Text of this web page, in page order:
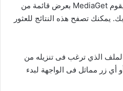
: بمجرد البحث، سيقوم MediaGet بعرض قائمة من
يمكنك تصفح هذه النتائج للعثور
الذي ترغب فى تنزيله من
أي زر مماثل فى الواجهة لبدء